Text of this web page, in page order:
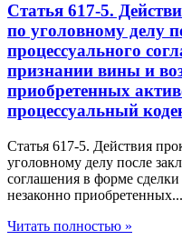
Статья 617-5.
по уголовному делу
процессуального
признании вины и
приобретенных
процессуальный
Статья 617-5. Действия
уголовному делу после
соглашения в форме
незаконно приобретенных...
Читать полностью »